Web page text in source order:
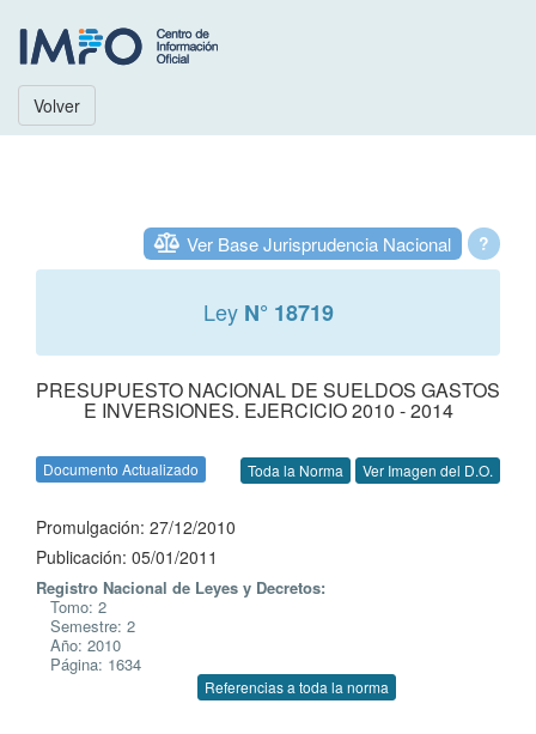
Volver
?
Ver Base Jurisprudencia Nacional
Ley N° 18719
PRESUPUESTO NACIONAL DE SUELDOS GASTOS
E INVERSIONES. EJERCICIO 2010 - 2014
Documento Actualizado Toda la Norma Ver Imagen del D.O.
Promulgación: 27/12/2010
Publicación: 05/01/2011
Registro Nacional de Leyes y Decretos:
Tomo: 2
Semestre: 2
Año: 2010
Página: 1634
Referencias a toda la norma